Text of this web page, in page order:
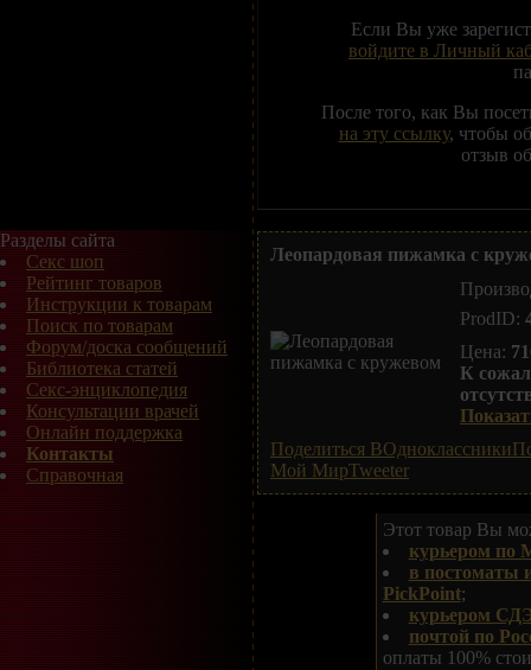
Разделы сайта
Секс шоп
Рейтинг товаров
Инструкции к товарам
Поиск по товарам
Форум/доска сообщений
Библиотека статей
Секс-энциклопедия
Консультации врачей
Онлайн поддержка
Контакты
Справочная
Если Вы уже
войдите в Личный
После того, как Вы
на эту ссылку, чтобы
отзыв
Леопардовая пижамка с
ProdID:
Цена:
К
Поделиться ВОдноклассники
Мой МирTweeter
Этот товар Вы
курьером по
в постоматы
PickPoint;
курьером
почтой по
оплаты 100%